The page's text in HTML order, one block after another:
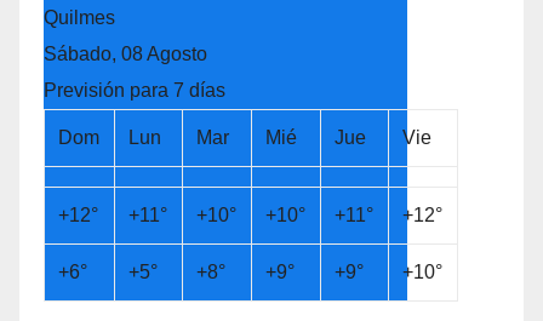
Quilmes
Sábado, 08 Agosto
Previsión para 7 días
Dom Lun Mar Mié Jue Vie
+12° +11° +10° +10° +11° +12°
+6° +5° +8° +9° +9° +10°